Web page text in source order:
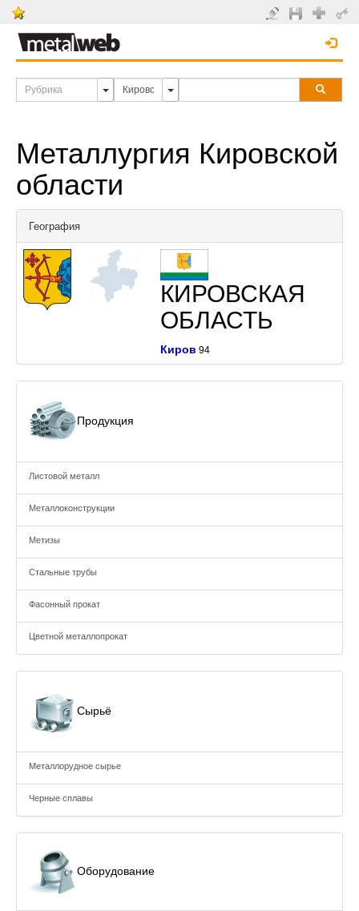
Металлургия Кировской
области
География
КИРОВСКАЯ
ОБЛАСТЬ
Киров 94
Продукция
Листовой металл
Металлоконструкции
Метизы
Стальные трубы
Фасонный прокат
Цветной металлопрокат
Сырьё
Металлорудное сырье
Черные сплавы
Оборудование